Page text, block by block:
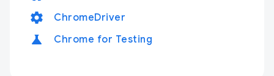
settings ChromeDriver
science Chrome for Testing